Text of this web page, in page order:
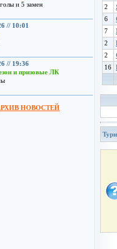
и 5 замен
// 10:01
// 19:36
и призовые ЛК
НОВОСТЕЙ
2
6
7
2
2
16